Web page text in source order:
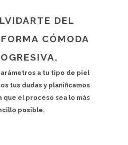
DEL
CÓMODA
a tu tipo de piel
tus dudas y planificamos
que el proceso sea lo más
posible.